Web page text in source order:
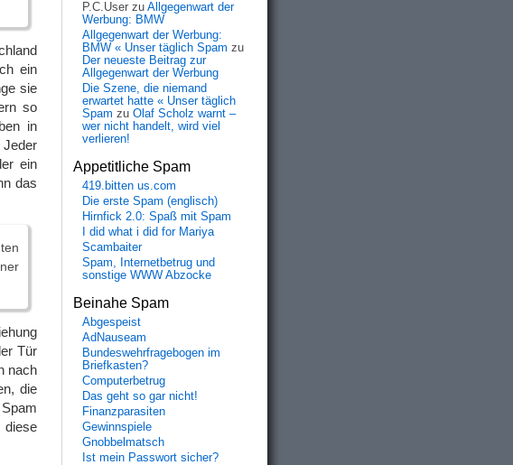
ein
sie
so
in
ein
das
Tür
nach
die
diese
P.C.User zu Allgegenwart der
Werbung: BMW
Allgegenwart der Werbung:
BMW « Unser täglich Spam zu
Der neueste Beitrag zur
Allgegenwart der Werbung
Die Szene, die niemand
erwartet hatte « Unser täglich
Spam zu Olaf Scholz warnt –
wer nicht handelt, wird viel
verlieren!
Appetitliche Spam
419.bitten us.com
Die erste Spam (englisch)
Hirnfick 2.0: Spaß mit Spam
I did what i did for Mariya
Scambaiter
Spam, Internetbetrug und
sonstige WWW Abzocke
Beinahe Spam
Abgespeist
AdNauseam
Bundeswehrfragebogen im
Briefkasten?
Computerbetrug
Das geht so gar nicht!
Finanzparasiten
Gewinnspiele
Gnobbelmatsch
Ist mein Passwort sicher?